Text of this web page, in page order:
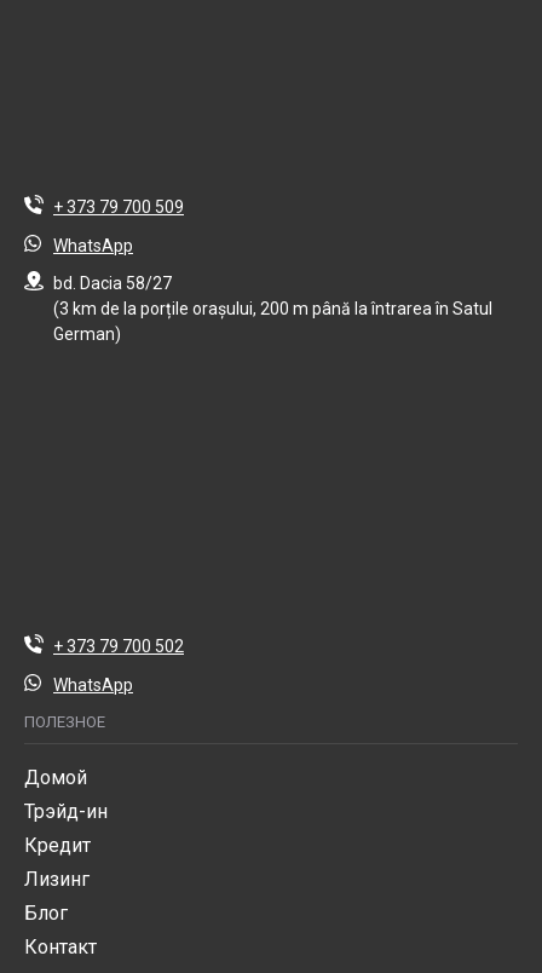
+ 373 79 700 509
WhatsApp
bd. Dacia 58/27
(3 km de la porțile orașului, 200 m până la întrarea în Satul
German)
+ 373 79 700 502
WhatsApp
ПОЛЕЗНОЕ
Домой
Трэйд-ин
Кредит
Лизинг
Блог
Контакт